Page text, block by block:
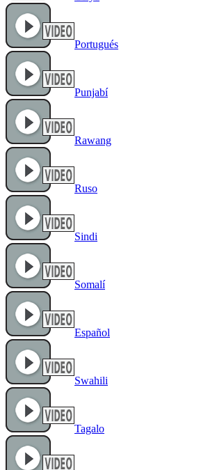
Portugués
Punjabí
Rawang
Ruso
Sindi
Somalí
Español
Swahili
Tagalo